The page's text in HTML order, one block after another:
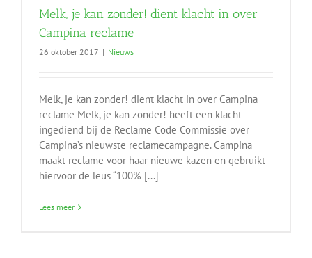
Melk, je kan zonder! dient klacht in over
Campina reclame
26 oktober 2017 | Nieuws
Melk, je kan zonder! dient klacht in over Campina
reclame Melk, je kan zonder! heeft een klacht
ingediend bij de Reclame Code Commissie over
Campina’s nieuwste reclamecampagne. Campina
maakt reclame voor haar nieuwe kazen en gebruikt
hiervoor de leus “100% [...]
Lees meer